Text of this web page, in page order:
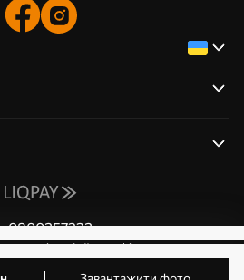
0800357223
дозволів на файли cookie
Усі права захищені. Власник: